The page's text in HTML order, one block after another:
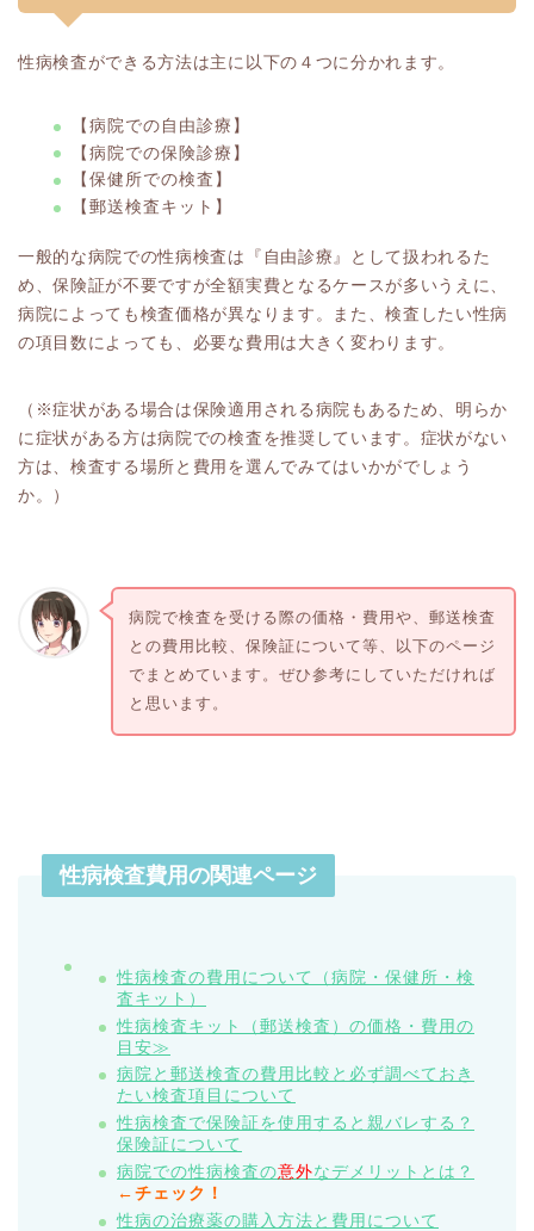
性病検査ができる方法は主に以下の４つに分かれます。
【病院での自由診療】
【病院での保険診療】
【保健所での検査】
【郵送検査キット】
一般的な病院での性病検査は『自由診療』として扱われるた
め、保険証が不要ですが全額実費となるケースが多いうえに、
病院によっても検査価格が異なります。また、検査したい性病
の項目数によっても、必要な費用は大きく変わります。
（※症状がある場合は保険適用される病院もあるため、明らか
に症状がある方は病院での検査を推奨しています。症状がない
方は、検査する場所と費用を選んでみてはいかがでしょう
か。）
病院で検査を受ける際の価格・費用や、郵送検査
との費用比較、保険証について等、以下のページ
でまとめています。ぜひ参考にしていただければ
と思います。
性病検査費用の関連ページ
性病検査の費用について（病院・保健所・検
査キット）
性病検査キット（郵送検査）の価格・費用の
目安≫
病院と郵送検査の費用比較と必ず調べておき
たい検査項目について
性病検査で保険証を使用すると親バレする？
保険証について
病院での性病検査の意外なデメリットとは？
←チェック！
性病の治療薬の購入方法と費用について